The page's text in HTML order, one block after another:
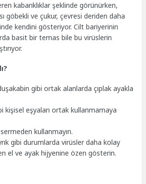
kabarıklıklar şeklinde görünürken,
göbekli ve çukur, çevresi deriden daha
kendini gösteriyor. Cilt bariyerinin
basit bir temas bile bu virüslerin
gibi ortak alanlarda çıplak ayakla
kişisel eşyaları ortak kullanmamaya
kullanmayın.
gibi durumlarda virüsler daha kolay
el ve ayak hijyenine özen gösterin.